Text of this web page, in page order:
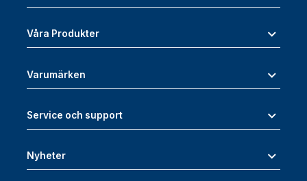
Våra Produkter
Varumärken
Service och support
Nyheter